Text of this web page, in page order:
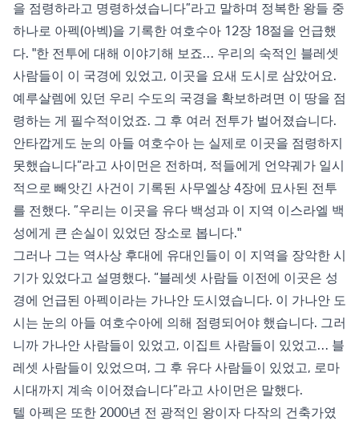
을 점령하라고 명령하셨습니다”라고 말하며 정복한 왕들 중
하나로 아펙(아벡)을 기록한 여호수아 12장 18절을 언급했
다. "한 전투에 대해 이야기해 보죠… 우리의 숙적인 블레셋
사람들이 이 국경에 있었고, 이곳을 요새 도시로 삼았어요.
예루살렘에 있던 우리 수도의 국경을 확보하려면 이 땅을 점
령하는 게 필수적이었죠. 그 후 여러 전투가 벌어졌습니다.
안타깝게도 눈의 아들 여호수아 는 실제로 이곳을 점령하지
못했습니다“라고 사이먼은 전하며, 적들에게 언약궤가 일시
적으로 빼앗긴 사건이 기록된 사무엘상 4장에 묘사된 전투
를 전했다. ”우리는 이곳을 유다 백성과 이 지역 이스라엘 백
성에게 큰 손실이 있었던 장소로 봅니다."
그러나 그는 역사상 후대에 유대인들이 이 지역을 장악한 시
기가 있었다고 설명했다. “블레셋 사람들 이전에 이곳은 성
경에 언급된 아펙이라는 가나안 도시였습니다. 이 가나안 도
시는 눈의 아들 여호수아에 의해 점령되어야 했습니다. 그러
니까 가나안 사람들이 있었고, 이집트 사람들이 있었고… 블
레셋 사람들이 있었으며, 그 후 유다 사람들이 있었고, 로마
시대까지 계속 이어졌습니다”라고 사이먼은 말했다.
텔 아펙은 또한 2000년 전 광적인 왕이자 다작의 건축가였